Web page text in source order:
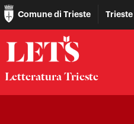
Comune di Trieste
Letteratura Trieste